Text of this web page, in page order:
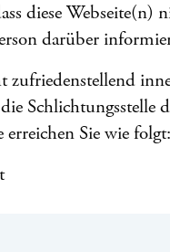
diese Webseite(n)
darüber
Sie wie folgt: